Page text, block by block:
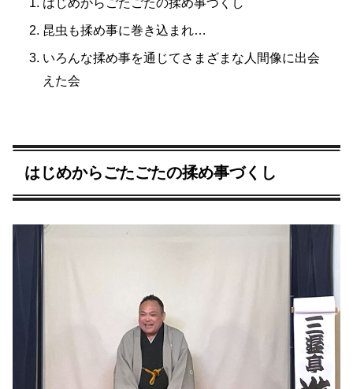
昆虫も揉め事に巻き込まれ…
いろんな揉め事を通じてさまざまな人間像に出会
えた会
はじめからごたごたの揉め事づくし